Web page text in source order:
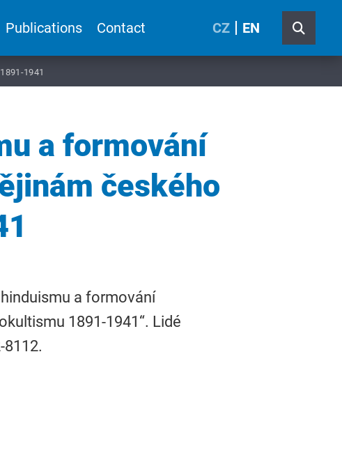
Publications Contact CZ EN
1941
a formování
českého
a formování
1891-1941“. Lidé
8112.